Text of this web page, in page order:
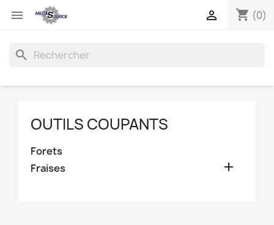
 shopping_cart (0)

search
OUTILS COUPANTS
Forets
Fraises
